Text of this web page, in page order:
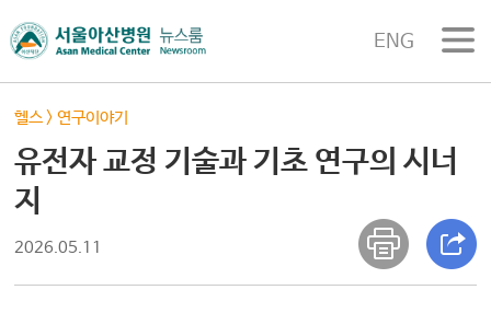
ENG
헬스 >연구이야기
유전자 교정 기술과 기초 연구의 시너
지
2026.05.11